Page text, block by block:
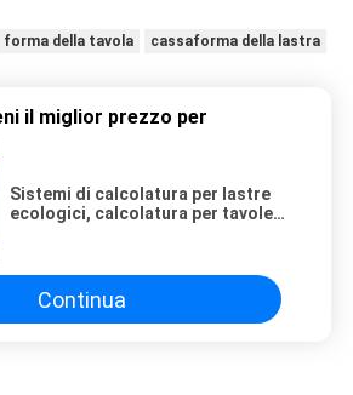
forma della tavola cassaforma della lastra
il miglior prezzo per
Sistemi di calcolatura per lastre
ecologici, calcolatura per tavole
Continua